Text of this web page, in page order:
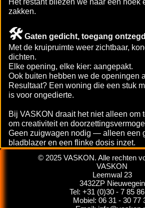
Het restant bliezen we naar een
zakken.
🛠️ Gaten gedicht, toegang ontzegd
Met de kruipruimte weer zichtbaar,
dichten.
Elke opening, elke kier: aangepakt.
Ook buiten hebben we de openingen
Resultaat? Een woning die een stuk
is voor ongedierte.
Bij VASKON draait het niet alleen om
om creativiteit en
Geen zuigwagen nodig — alleen een
bladblazer en een flinke dosis inzet.
© 2025 VASKON. Alle rechten
VASKON
Leemwal 23
3432ZP Nieuwegein
Tel: +31 (0)30 - 7 85
Mobiel: 06 31 - 30 77